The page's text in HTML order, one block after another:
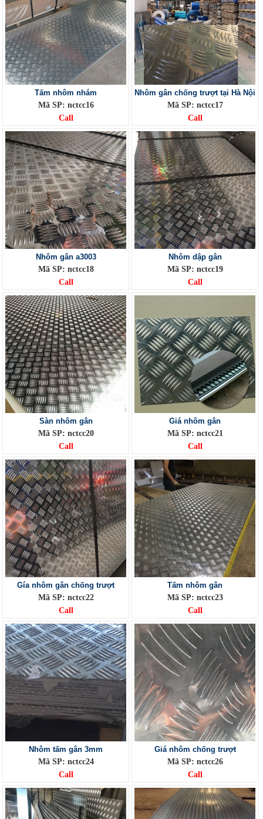
Tấm nhôm nhám
Mã SP: nctcc16
Call
Nhôm gân chống trượt tại Hà Nội
Mã SP: nctcc17
Call
Nhôm gân a3003
Mã SP: nctcc18
Call
Nhôm dập gân
Mã SP: nctcc19
Call
Sàn nhôm gân
Mã SP: nctcc20
Call
Giá nhôm gân
Mã SP: nctcc21
Call
Gía nhôm gân chống trượt
Mã SP: nctcc22
Call
Tấm nhôm gân
Mã SP: nctcc23
Call
Nhôm tấm gân 3mm
Mã SP: nctcc24
Call
Giá nhôm chống trượt
Mã SP: nctcc26
Call